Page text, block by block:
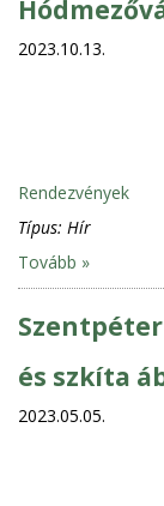
2023.10.13.
Rendezvények
Típus: Hír
Tovább »
és szkíta
2023.05.05.